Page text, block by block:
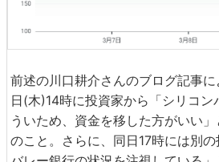
前述の川口耕介さんのブログ記事
日(木)14時に投資家から「シリコ
ういため、資金を移した方がいい
のこと。さらに、同日17時には別